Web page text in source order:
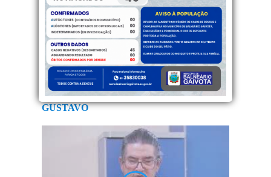
AUDIÊNCIA PÚBLICA LEI PAULO
GUSTAVO